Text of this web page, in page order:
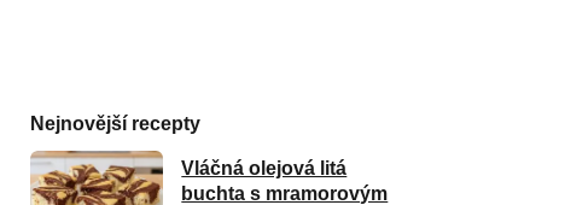
Nejnovější recepty
Vláčná olejová litá
buchta s mramorovým